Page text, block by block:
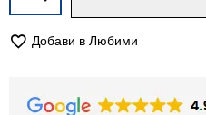
за
160/240
2440
Добави в Любими